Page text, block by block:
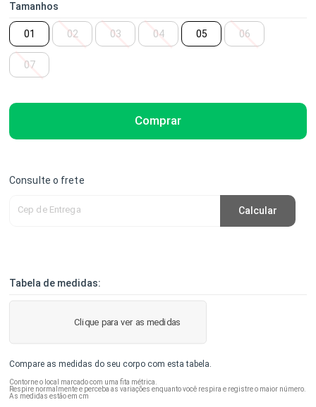
Tamanhos
01 02 03 04 05 06
07
Comprar
Consulte o frete
Cep de Entrega Calcular
Tabela de medidas:
Clique para ver as medidas
Compare as medidas do seu corpo com esta tabela.
Contorne o local marcado com uma fita métrica.
Respire normalmente e perceba as variações enquanto você respira e registre o maior número.
As medidas estão em cm